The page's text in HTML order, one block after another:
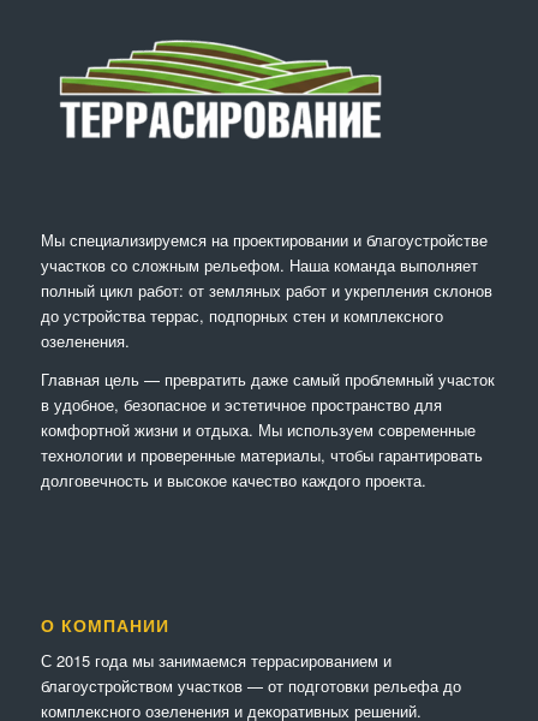
Мы специализируемся на проектировании и благоустройстве
участков со сложным рельефом. Наша команда выполняет
полный цикл работ: от земляных работ и укрепления склонов
до устройства террас, подпорных стен и комплексного
озеленения.
Главная цель — превратить даже самый проблемный участок
в удобное, безопасное и эстетичное пространство для
комфортной жизни и отдыха. Мы используем современные
технологии и проверенные материалы, чтобы гарантировать
долговечность и высокое качество каждого проекта.
О КОМПАНИИ
С 2015 года мы занимаемся террасированием и
благоустройством участков — от подготовки рельефа до
комплексного озеленения и декоративных решений.